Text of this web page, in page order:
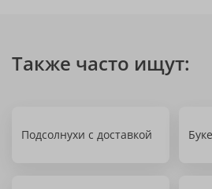
Также часто ищут:
Подсолнухи с доставкой